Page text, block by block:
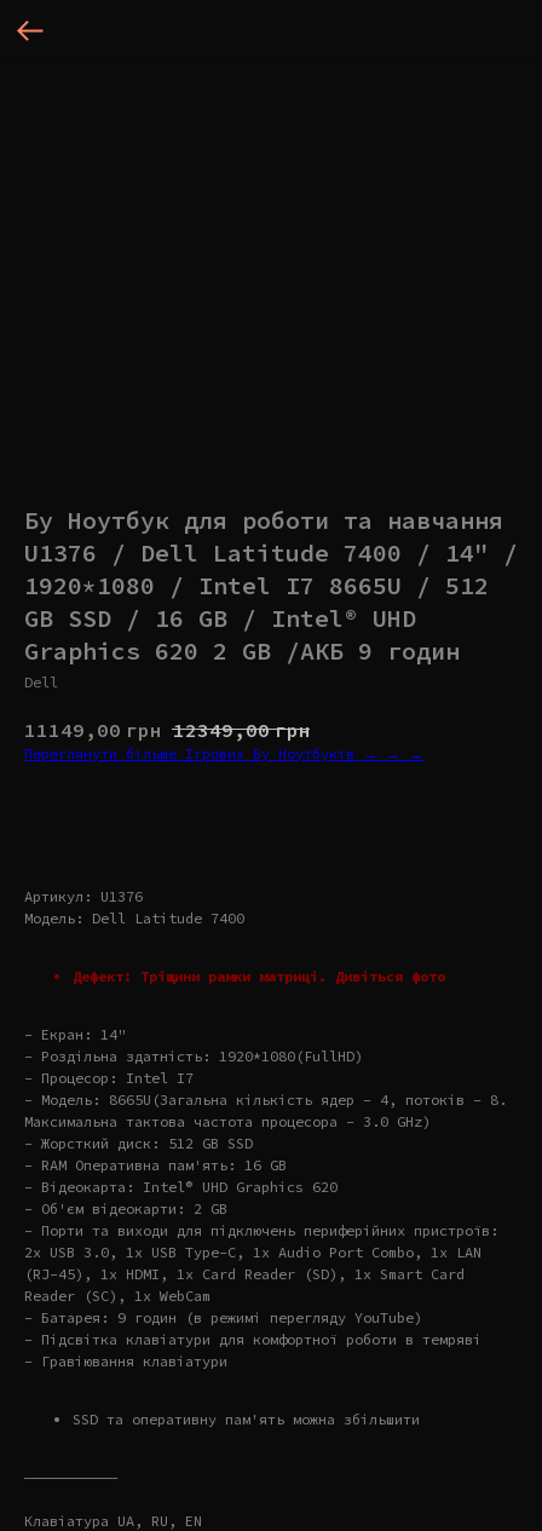
Бу Ноутбук для роботи та навчання
U1376 / Dell Latitude 7400 / 14" /
1920*1080 / Intel I7 8665U / 512
GB SSD / 16 GB / Intel® UHD
Graphics 620 2 GB /АКБ 9 годин
Dell
11149,00 грн 12349,00 грн
Переглянути більше Ігрових Бу Ноутбуків → → →
Артикул: U1376
Модель: Dell Latitude 7400
Дефект: Тріщини рамки матриці. Дивіться фото
- Екран: 14"
- Роздільна здатність: 1920*1080(FullHD)
- Процесор: Intel I7
- Модель: 8665U(Загальна кількість ядер – 4, потоків – 8.
Максимальна тактова частота процесора – 3.0 GHz)
- Жорсткий диск: 512 GB SSD
- RAM Оперативна пам'ять: 16 GB
- Відеокарта: Intel® UHD Graphics 620
- Об'єм відеокарти: 2 GB
- Порти та виходи для підключень периферійних пристроїв:
2x USB 3.0, 1x USB Type-C, 1x Audio Port Combo, 1x LAN
(RJ-45), 1x HDMI, 1x Card Reader (SD), 1x Smart Card
Reader (SC), 1x WebCam
- Батарея: 9 годин (в режимі перегляду YouTube)
- Підсвітка клавіатури для комфортної роботи в темряві
- Гравіювання клавіатури
SSD та оперативну пам'ять можна збільшити
———————————
Клавіатура UA, RU, EN